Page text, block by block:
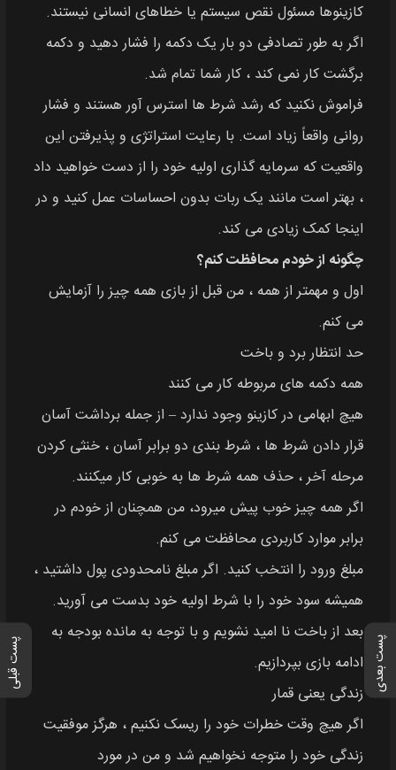
کازینوها مسئول نقص سیستم یا خطاهای انسانی نیستند.
اگر به طور تصادفی دو بار یک دکمه را فشار دهید و دکمه
برگشت کار نمی کند ، کار شما تمام شد.
فراموش نکنید که رشد شرط ها استرس آور هستند و فشار
روانی واقعاً زیاد است. با رعایت استراتژی و پذیرفتن این
واقعیت که سرمایه گذاری اولیه خود را از دست خواهید داد
، بهتر است مانند یک ربات بدون احساسات عمل کنید و در
اینجا کمک زیادی می کند.
چگونه از خودم محافظت کنم؟
اول و مهمتر از همه ، من قبل از بازی همه چیز را آزمایش
می کنم.
حد انتظار برد و باخت
همه دکمه های مربوطه کار می کنند
هیچ ابهامی در کازینو وجود ندارد – از جمله برداشت آسان
قرار دادن شرط ها ، شرط بندی دو برابر آسان ، خنثی کردن
مرحله آخر ، حذف همه شرط ها به خوبی کار میکنند.
اگر همه چیز خوب پیش میرود، من همچنان از خودم در
برابر موارد کاربردی محافظت می کنم.
مبلغ ورود را انتخب کنید. اگر مبلغ نامحدودی پول داشتید ،
همیشه سود خود را با شرط اولیه خود بدست می آورید.
بعد از باخت نا امید نشویم و با توجه به مانده بودجه به
ادامه بازی بپردازیم.
زندگی یعنی قمار
اگر هیچ وقت خطرات خود را ریسک نکنیم ، هرگز موفقیت
زندگی خود را متوجه نخواهیم شد و من در مورد
پست بعدی پست قبلی